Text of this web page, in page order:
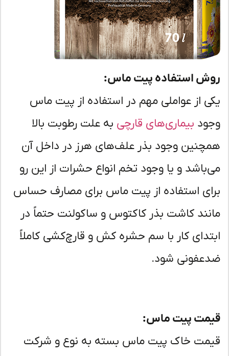
استفاده پیت ماس:
از عواملی مهم در استفاده از پیت ماس
بیماری‌های قارچیبه علت رطوبت بالا
وجود بذر علف‌های هرز در داخل آن
و یا وجود تخم انواع حشرات از این رو
استفاده از پیت ماس برای مصارف حساس
کاشت بذر کاکتوس و ساکولنت حتماً در
کار با سم حشره کش و قارچ‌کشی کاملاً
شود.
پیت ماس:
خاک پیت ماس بسته به نوع و شرکت